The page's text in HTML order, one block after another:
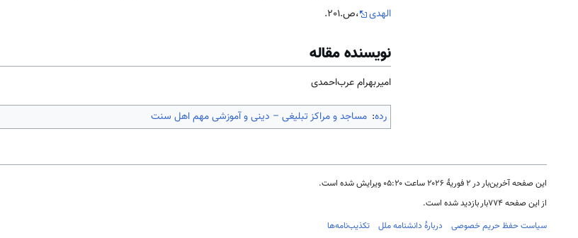
الهدی
،ص.201.
نویسنده مقاله
امیربهرام‌ عرب‌احمدی
رده: مساجد و مراکز تبلیغی – دینی و آموزشی مهم اهل سنت
این صفحه آخرین‌بار در ‏۲ فوریهٔ ۲۰۲۶ ساعت ‏۰۵:۲۰ ویرایش شده است.
از این صفحه ۷۷۴بار بازدید شده است.
سیاست حفظ حریم خصوصی
دربارهٔ دانشنامه ملل تکذیب‌نامه‌ها